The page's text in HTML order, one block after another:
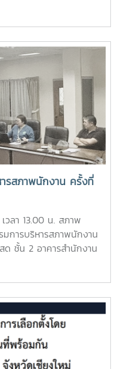
วข้อ “การป้องกันไม่ให้
รในสถาบันอุดมศึกษา”
ะโยชน์ต่อการปฏิบัติงาน
าบันอุดมศึกษา ภาพ/ข่าว
ลัยแห่งประเทศไทย -
กรมหาวิทยาลัย ประจำปี
มหาวิทยาลัย- ข้อเสนอแนะ
ให้บริการ- ข้อเสนอแนะ
งหอพักนักศึกษา- ข้อมูล
เดือนของบุคลากร
หาวิทยาลัยกรณีควบรวม
ระบบเลือกตั้งกรรมการ
ออนไลน์
รสภาพนักงาน ครั้งที่
วลา 13.00 น. สภาพ
การบริหารสภาพนักงาน
ชั้น 2 อาคารสำนักงาน
ะจำปี 2569 ณ
ข้อเสนอแนะ เรื่อง ปัญหา
อเสนอแนะ เรื่อง ปัญหา
ษา - ข้อมูลรายรับ
นเดือนของบุคลากร
ต